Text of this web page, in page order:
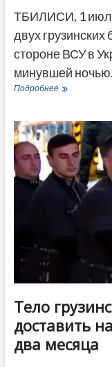
ТБИЛИСИ, 1
двух грузинских
стороне ВСУ в
минувшей
ПодробнееТела
бойцов
доставлены
в
Грузию
из
Украины
Тело
доставить
два месяца